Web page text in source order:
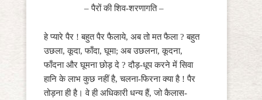
– पैरों की शिव-शरणागति –
हे प्यारे पैर ! बहुत पैर फैलाये, अब तो मत फैला ? बहुत
उछला, कूदा, फाँदा, घूमा; अब उछलना, कूदना,
फाँदना और घूमना छोड़ दे ? दौड़-धूप करने में सिवा
हानि के लाभ कुछ नहीं है, चलना-फिरना क्या है ! पैर
तोड़ना ही है। वे ही अधिकारी धन्य हैं, जो कैलास-